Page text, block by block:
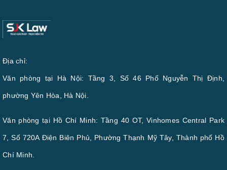
Địa chỉ:
Văn phòng tại Hà Nội: Tầng 3, Số 46 Phố Nguyễn Thị Định,
phường Yên Hòa, Hà Nội.
Văn phòng tại Hồ Chí Minh: Tầng 40 OT, Vinhomes Central Park
7, Số 720A Điện Biên Phủ, Phường Thạnh Mỹ Tây, Thành phố Hồ
Chí Minh.